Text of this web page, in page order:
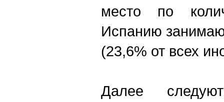
место по
Испанию
(23,6% от всех
Далее